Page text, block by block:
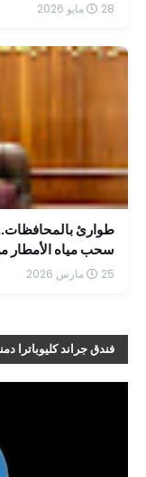
28 مايو 2026
سحب مياه الأمطار
25 مارس 2026
فندق جراند كليوباترا